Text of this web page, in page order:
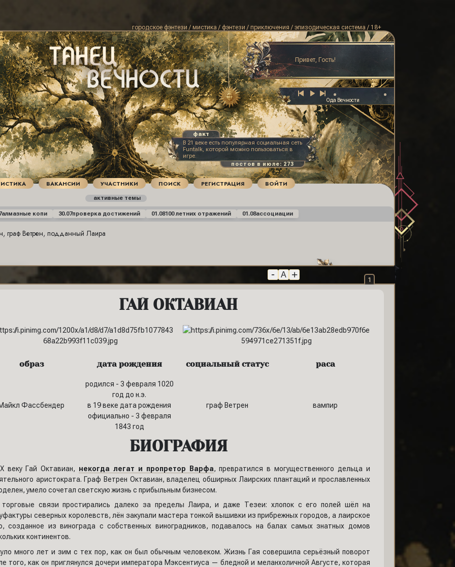
алмазные копи 30.07проверка достижений 01.08100 летних отражений 01.08ассоциации
В 21 веке есть популярная социальная сеть
Funtalk, которой можно пользоваться в
игре.
городское фэнтези / мистика / фэнтези / приключения / эпизодическая система / 18+
Ода Вечности
ВАКАНСИИ УЧАСТНИКИ ПОИСК РЕГИСТРАЦИЯ ВОЙТИ
активные темы
Привет, Гость!
граф Ветрен, подданный Лаира
1
- A +
ГАЙ ОКТАВИАН
образ дата рождения социальный статус раса
Фассбендер
родился - 3 февраля 1020
год до н.э.
в 19 веке дата рождения
официально - 3 февраля
1843 год
граф Ветрен вампир
БИОГРАФИЯ
веку Гай Октавиан, некогда легат и пропретор Варфа, превратился в могущественного дельца и
аристократа. Граф Ветрен Октавиан, владелец обширных Лаирских плантаций и прославленных
умело сочетал светскую жизнь с прибыльным бизнесом.
торговые связи простирались далеко за пределы Лаира, и даже Тезеи: хлопок с его полей шёл на
северных королевств, лён закупали мастера тонкой вышивки из прибрежных городов, а лаирское
созданное из винограда с собственных виноградников, подавалось на балах самых знатных домов
континентов.
много лет и зим с тех пор, как он был обычным человеком. Жизнь Гая совершила серьёзный поворот
того, как он приглянулся дочери императора Мэксентиуса — бледной и меланхоличной Августе, которая